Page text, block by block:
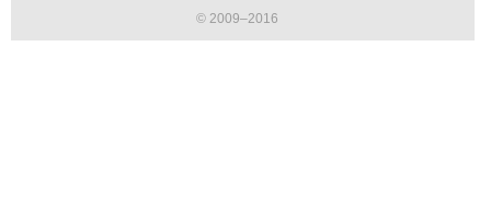
© 2009–2016